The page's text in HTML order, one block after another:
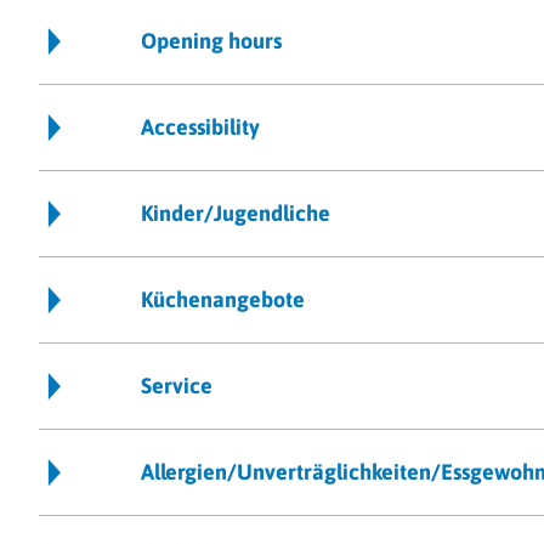
Opening hours
Accessibility
Kinder/Jugendliche
Küchenangebote
Service
Allergien/Unverträglichkeiten/